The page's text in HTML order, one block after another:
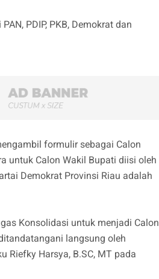
PDIP, PKB, Demokrat dan
formulir sebagai Calon
untuk Calon Wakil Bupati diisi oleh
Demokrat Provinsi Riau adalah
Konsolidasi untuk menjadi Calon
langsung oleh
Riefky Harsya, B.SC, MT pada